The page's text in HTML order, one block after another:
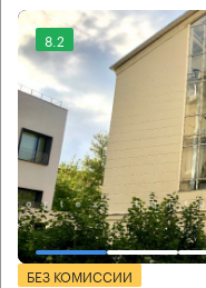
8.2
БЕЗ КОМИССИИ